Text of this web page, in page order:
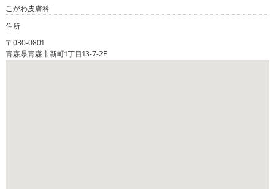
こがわ皮膚科
住所
〒030-0801
青森県青森市新町1丁目13-7-2F